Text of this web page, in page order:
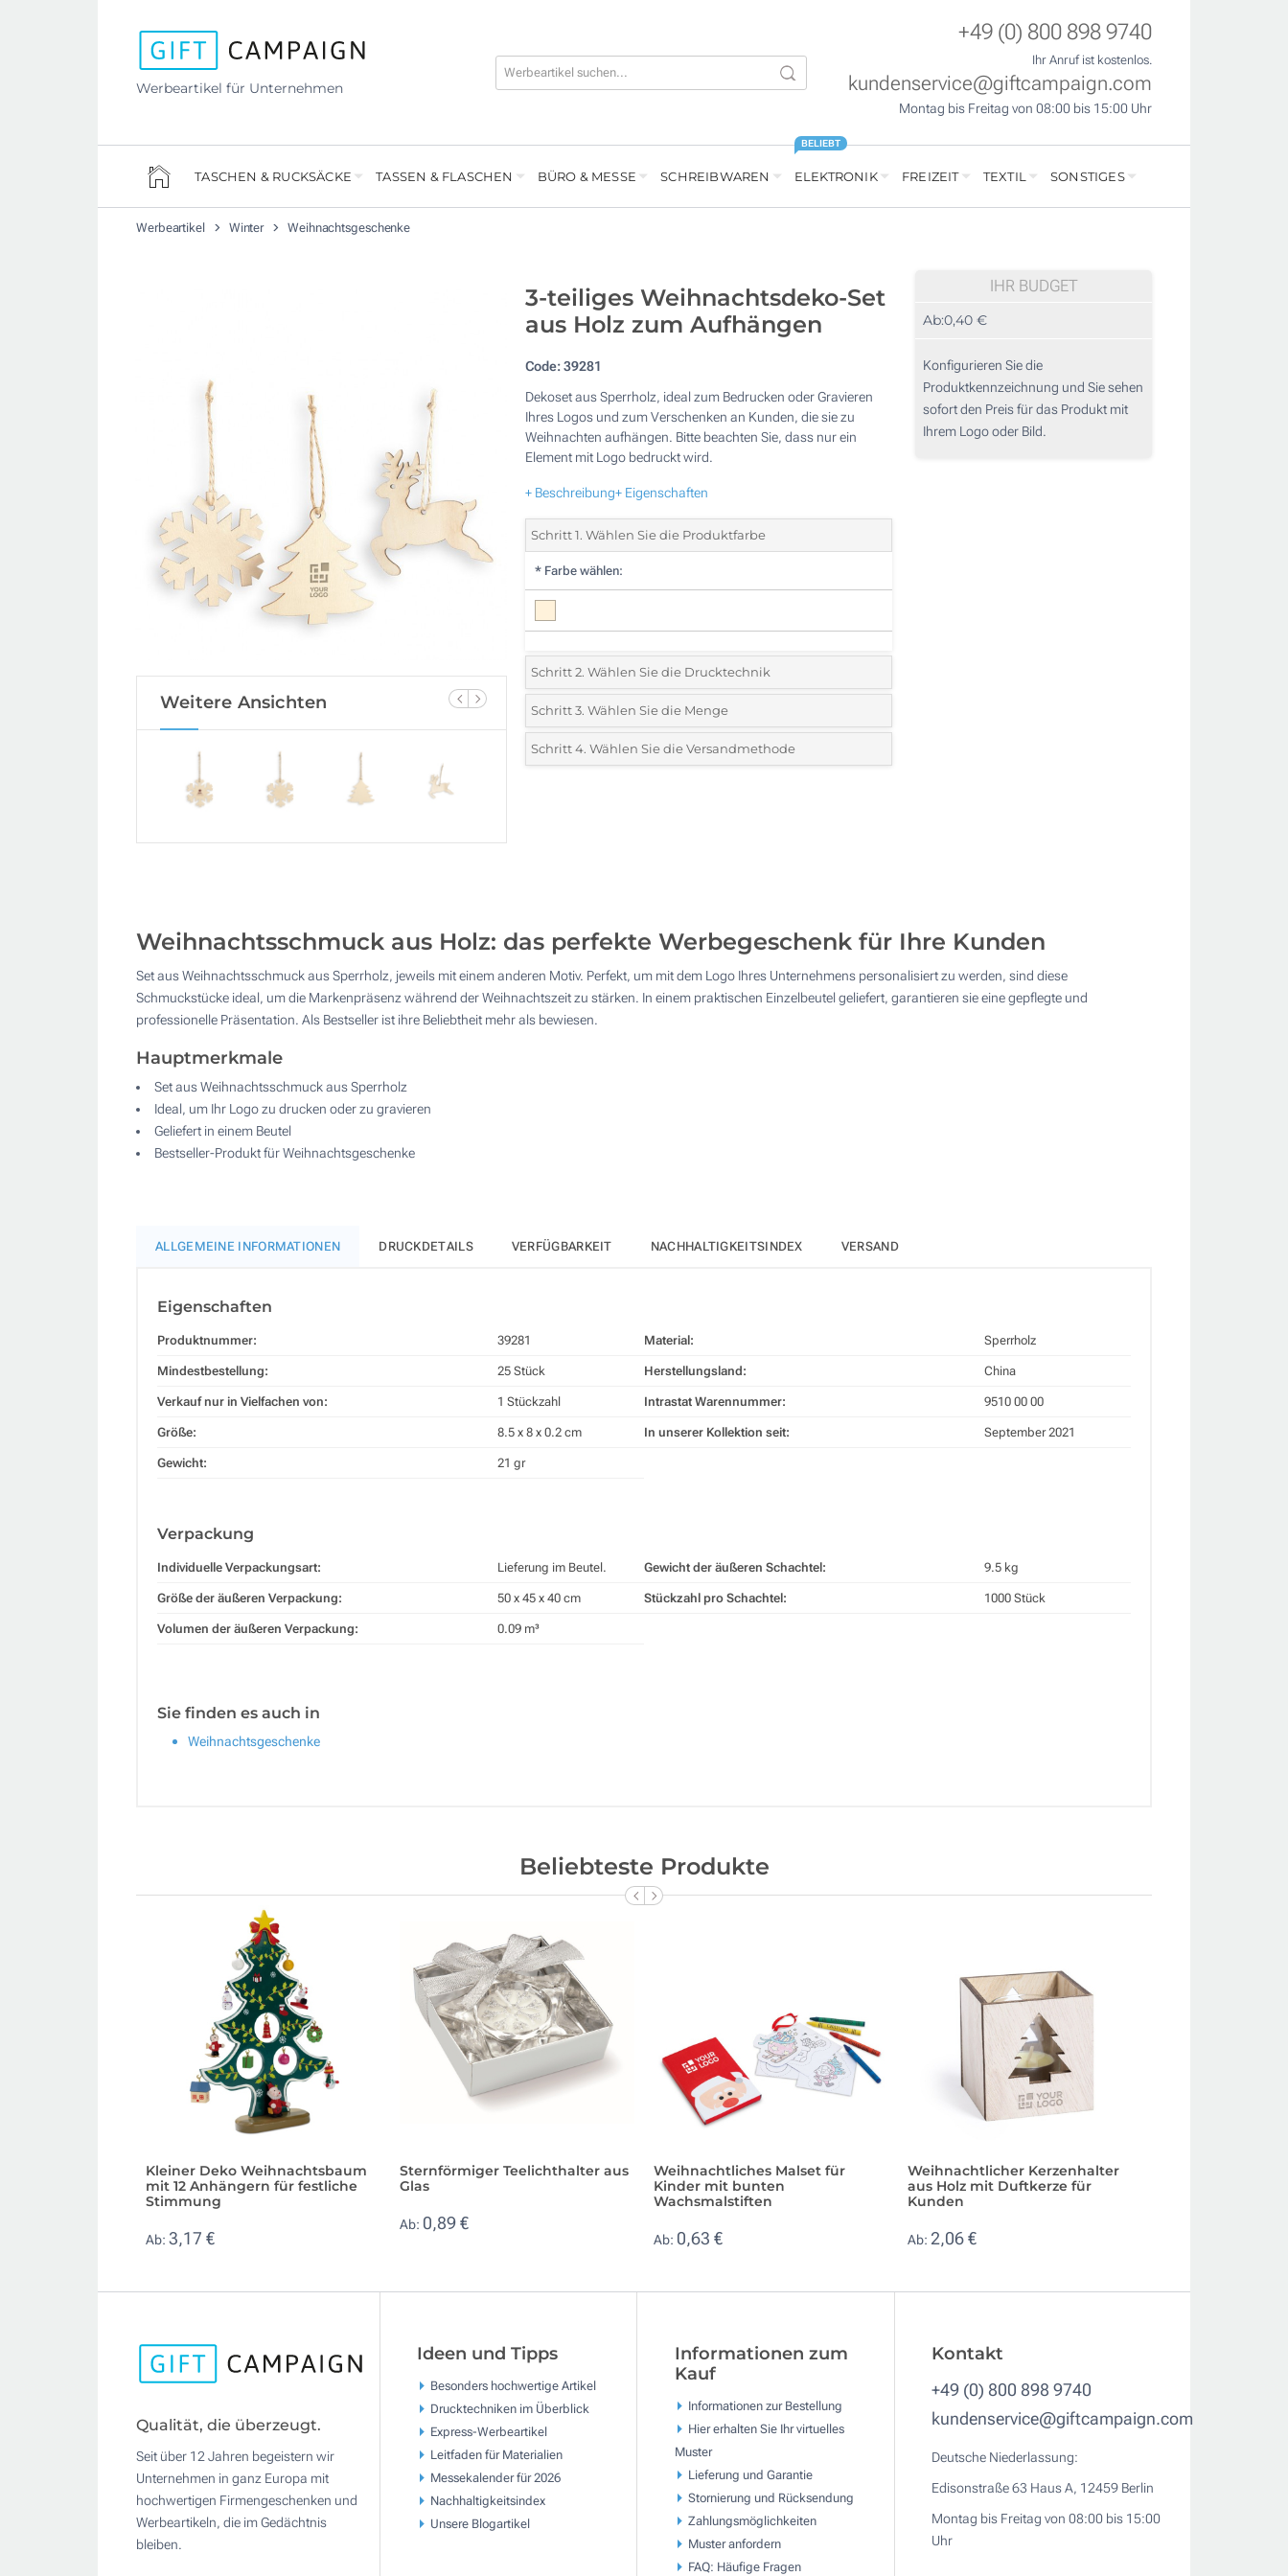
Werbeartikel für Unternehmen
+49 (0) 800 898 9740
Ihr Anruf ist kostenlos.
kundenservice@giftcampaign.com
Montag bis Freitag von 08:00 bis 15:00 Uhr
TASCHEN & RUCKSÄCKE TASSEN & FLASCHEN BÜRO & MESSE SCHREIBWAREN ELEKTRONIK
BELIEBT
FREIZEIT TEXTIL SONSTIGES
Werbeartikel Winter Weihnachtsgeschenke
Weitere Ansichten
3-teiliges Weihnachtsdeko-Set
aus Holz zum Aufhängen
Code:39281
Dekoset aus Sperrholz, ideal zum Bedrucken oder Gravieren
Ihres Logos und zum Verschenken an Kunden, die sie zu
Weihnachten aufhängen. Bitte beachten Sie, dass nur ein
Element mit Logo bedruckt wird.
+ Beschreibung+ Eigenschaften
Schritt 1. Wählen Sie die Produktfarbe
* Farbe wählen:
Schritt 2. Wählen Sie die Drucktechnik
*Wählen Sie die Druck- und Farbtechniken für Ihr Logo:
1 Farbig (Auf einer Seite)
Schritt 3. Wählen Sie die Menge
*Bitte wählen Sie Ihre gewünschte Menge
250
500
Schritt 4. Wählen Sie die Versandmethode
IHR BUDGET
Ab:0,40 €
Konfigurieren Sie die
Produktkennzeichnung und Sie sehen
sofort den Preis für das Produkt mit
Ihrem Logo oder Bild.
Weihnachtsschmuck aus Holz: das perfekte Werbegeschenk für Ihre Kunden
Set aus Weihnachtsschmuck aus Sperrholz, jeweils mit einem anderen Motiv. Perfekt, um mit dem Logo Ihres Unternehmens personalisiert zu werden, sind diese
Schmuckstücke ideal, um die Markenpräsenz während der Weihnachtszeit zu stärken. In einem praktischen Einzelbeutel geliefert, garantieren sie eine gepflegte und
professionelle Präsentation. Als Bestseller ist ihre Beliebtheit mehr als bewiesen.
Hauptmerkmale
Set aus Weihnachtsschmuck aus Sperrholz
Ideal, um Ihr Logo zu drucken oder zu gravieren
Geliefert in einem Beutel
Bestseller-Produkt für Weihnachtsgeschenke
ALLGEMEINE INFORMATIONEN DRUCKDETAILS VERFÜGBARKEIT NACHHALTIGKEITSINDEX VERSAND
Eigenschaften
Produktnummer: 39281
Mindestbestellung: 25 Stück
Verkauf nur in Vielfachen von: 1 Stückzahl
Größe: 8.5 x 8 x 0.2 cm
Gewicht: 21 gr
Material: Sperrholz
Herstellungsland: China
Intrastat Warennummer: 9510 00 00
In unserer Kollektion seit: September 2021
Verpackung
Individuelle Verpackungsart: Lieferung im Beutel.
Größe der äußeren Verpackung: 50 x 45 x 40 cm
Volumen der äußeren Verpackung: 0.09 m³
Gewicht der äußeren Schachtel: 9.5 kg
Stückzahl pro Schachtel: 1000 Stück
Sie finden es auch in
Weihnachtsgeschenke
Beliebteste Produkte
Kleiner Deko Weihnachtsbaum
mit 12 Anhängern für festliche
Stimmung
Ab: 3,17 €
Sternförmiger Teelichthalter aus
Glas
Ab: 0,89 €
Weihnachtliches Malset für
Kinder mit bunten
Wachsmalstiften
Ab: 0,63 €
Weihnachtlicher Kerzenhalter
aus Holz mit Duftkerze für
Kunden
Ab: 2,06 €
Qualität, die überzeugt.
Seit über 12 Jahren begeistern wir
Unternehmen in ganz Europa mit
hochwertigen Firmengeschenken und
Werbeartikeln, die im Gedächtnis
bleiben.
Ideen und Tipps
Besonders hochwertige Artikel
Drucktechniken im Überblick
Express-Werbeartikel
Leitfaden für Materialien
Messekalender für 2026
Nachhaltigkeitsindex
Unsere Blogartikel
Informationen zum
Kauf
Informationen zur Bestellung
Hier erhalten Sie Ihr virtuelles
Muster
Lieferung und Garantie
Stornierung und Rücksendung
Zahlungsmöglichkeiten
Muster anfordern
FAQ: Häufige Fragen
Kontakt
+49 (0) 800 898 9740
kundenservice@giftcampaign.com
Deutsche Niederlassung:
Edisonstraße 63 Haus A, 12459 Berlin
Montag bis Freitag von 08:00 bis 15:00
Uhr